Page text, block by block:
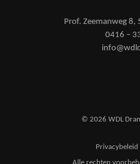
Prof. Zeemanweg 8,
0416 –
© 2026 WDL
Privacybeleid